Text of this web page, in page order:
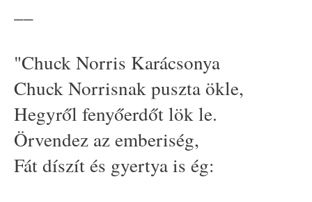
"Chuck Norris Karácsonya
Chuck Norrisnak puszta ökle,
Hegyről fenyőerdőt lök le.
Örvendez az emberiség,
Fát díszít és gyertya is ég: